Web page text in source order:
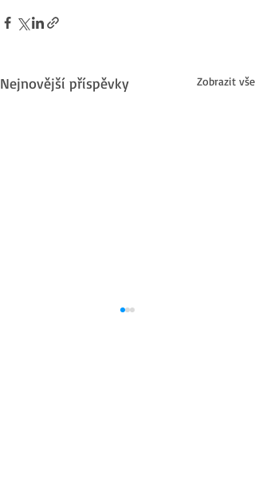
Nejnovější příspěvky Zobrazit vše